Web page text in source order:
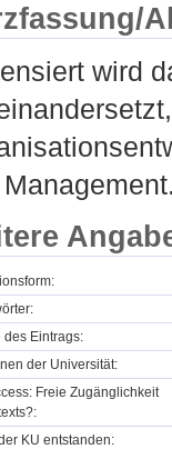
wird
des Eintrags:
der Universität:
Freie Zugänglichkeit
KU entstanden: